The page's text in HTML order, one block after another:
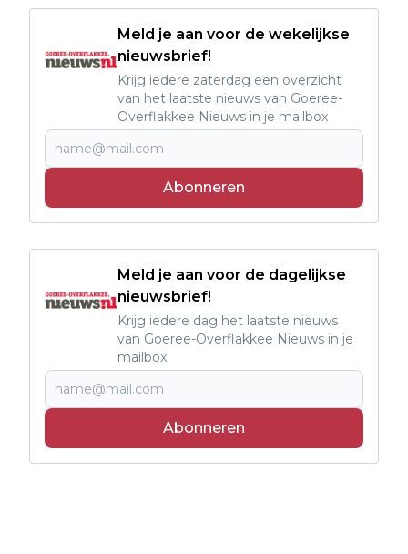
Meld je aan voor de wekelijkse
nieuwsbrief!
Krijg iedere zaterdag een overzicht
van het laatste nieuws van Goeree-
Overflakkee Nieuws in je mailbox
Abonneren
Meld je aan voor de dagelijkse
nieuwsbrief!
Krijg iedere dag het laatste nieuws
van Goeree-Overflakkee Nieuws in je
mailbox
Abonneren